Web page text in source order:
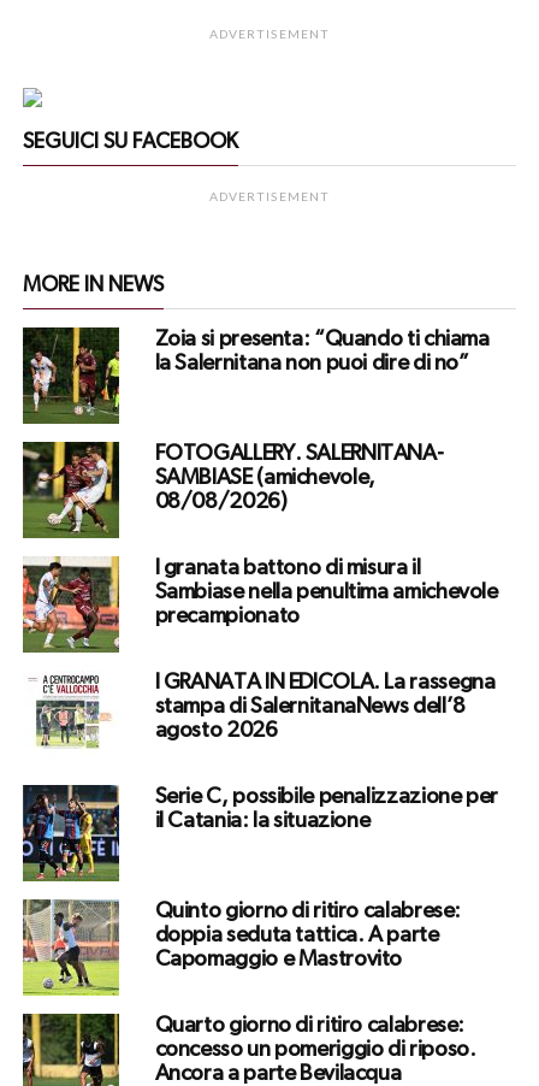
ADVERTISEMENT
SEGUICI SU FACEBOOK
ADVERTISEMENT
MORE IN NEWS
Zoia si presenta: “Quando ti chiama
la Salernitana non puoi dire di no”
FOTOGALLERY. SALERNITANA-
SAMBIASE (amichevole,
08/08/2026)
I granata battono di misura il
Sambiase nella penultima amichevole
precampionato
I GRANATA IN EDICOLA. La rassegna
stampa di SalernitanaNews dell’8
agosto 2026
Serie C, possibile penalizzazione per
il Catania: la situazione
Quinto giorno di ritiro calabrese:
doppia seduta tattica. A parte
Capomaggio e Mastrovito
Quarto giorno di ritiro calabrese:
concesso un pomeriggio di riposo.
Ancora a parte Bevilacqua